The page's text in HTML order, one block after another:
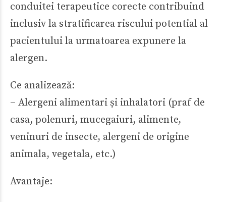
conduitei terapeutice corecte contribuind
inclusiv la stratificarea riscului potential al
pacientului la urmatoarea expunere la
alergen.
Ce analizează:
– Alergeni alimentari și inhalatori (praf de
casa, polenuri, mucegaiuri, alimente,
veninuri de insecte, alergeni de origine
animala, vegetala, etc.)
Avantaje: